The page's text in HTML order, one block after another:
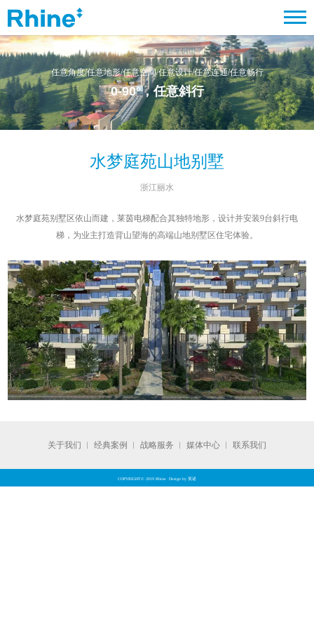
任意角度/任意地形/任意空间/任意设计/任意连通/任意畅行
0-90°，任意斜行
水梦庭苑山地别墅
浙江丽水
水梦庭苑别墅区依山而建，莱茵电梯配合其独特地形，设计并安装9台斜行电
梯，为业主打造背山望海的高端山地别墅区住宅体验。
关于我们 ︱ 经典案例 ︱ 战略服务 ︱ 媒体中心 ︱ 联系我们
COPYRIGHT© 2019 Rhine Design by 英诺